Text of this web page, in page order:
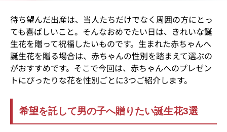
待ち望んだ出産は、当人たちだけでなく周囲の方にとっ
ても喜ばしいこと。そんなおめでたい日は、きれいな誕
生花を贈って祝福したいものです。生まれた赤ちゃんへ
誕生花を贈る場合は、赤ちゃんの性別を踏まえて選ぶの
がおすすめです。そこで今回は、赤ちゃんへのプレゼン
トにぴったりな花を性別ごとに3つご紹介します。
希望を託して男の子へ贈りたい誕生花3選